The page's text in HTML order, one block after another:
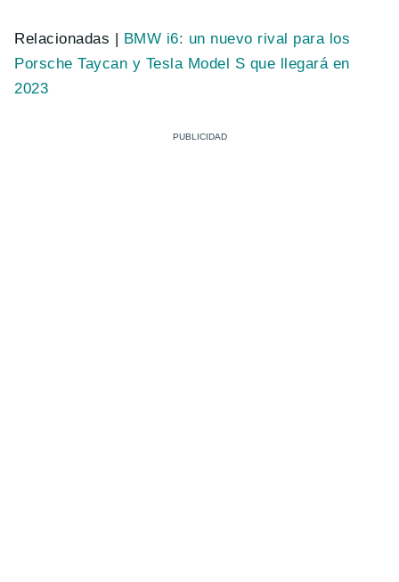
Relacionadas |
BMW i6: un nuevo rival para los
Porsche Taycan y Tesla Model S que llegará en
2023